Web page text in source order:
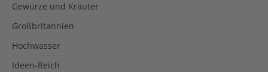
Gewürze und Kräuter
Großbritannien
Hochwasser
Ideen-Reich